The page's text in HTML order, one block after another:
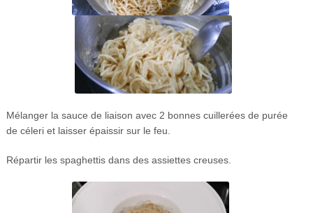
Mélanger la sauce de liaison avec 2 bonnes cuillerées de purée
de céleri et laisser épaissir sur le feu.
Répartir les spaghettis dans des assiettes creuses.